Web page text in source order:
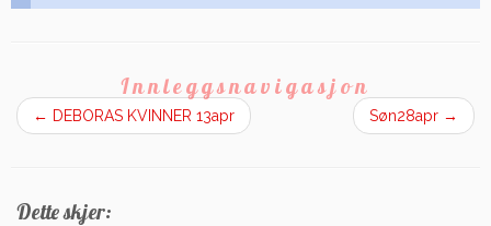
Innleggsnavigasjon
← DEBORAS KVINNER 13apr Søn28apr →
Dette skjer: